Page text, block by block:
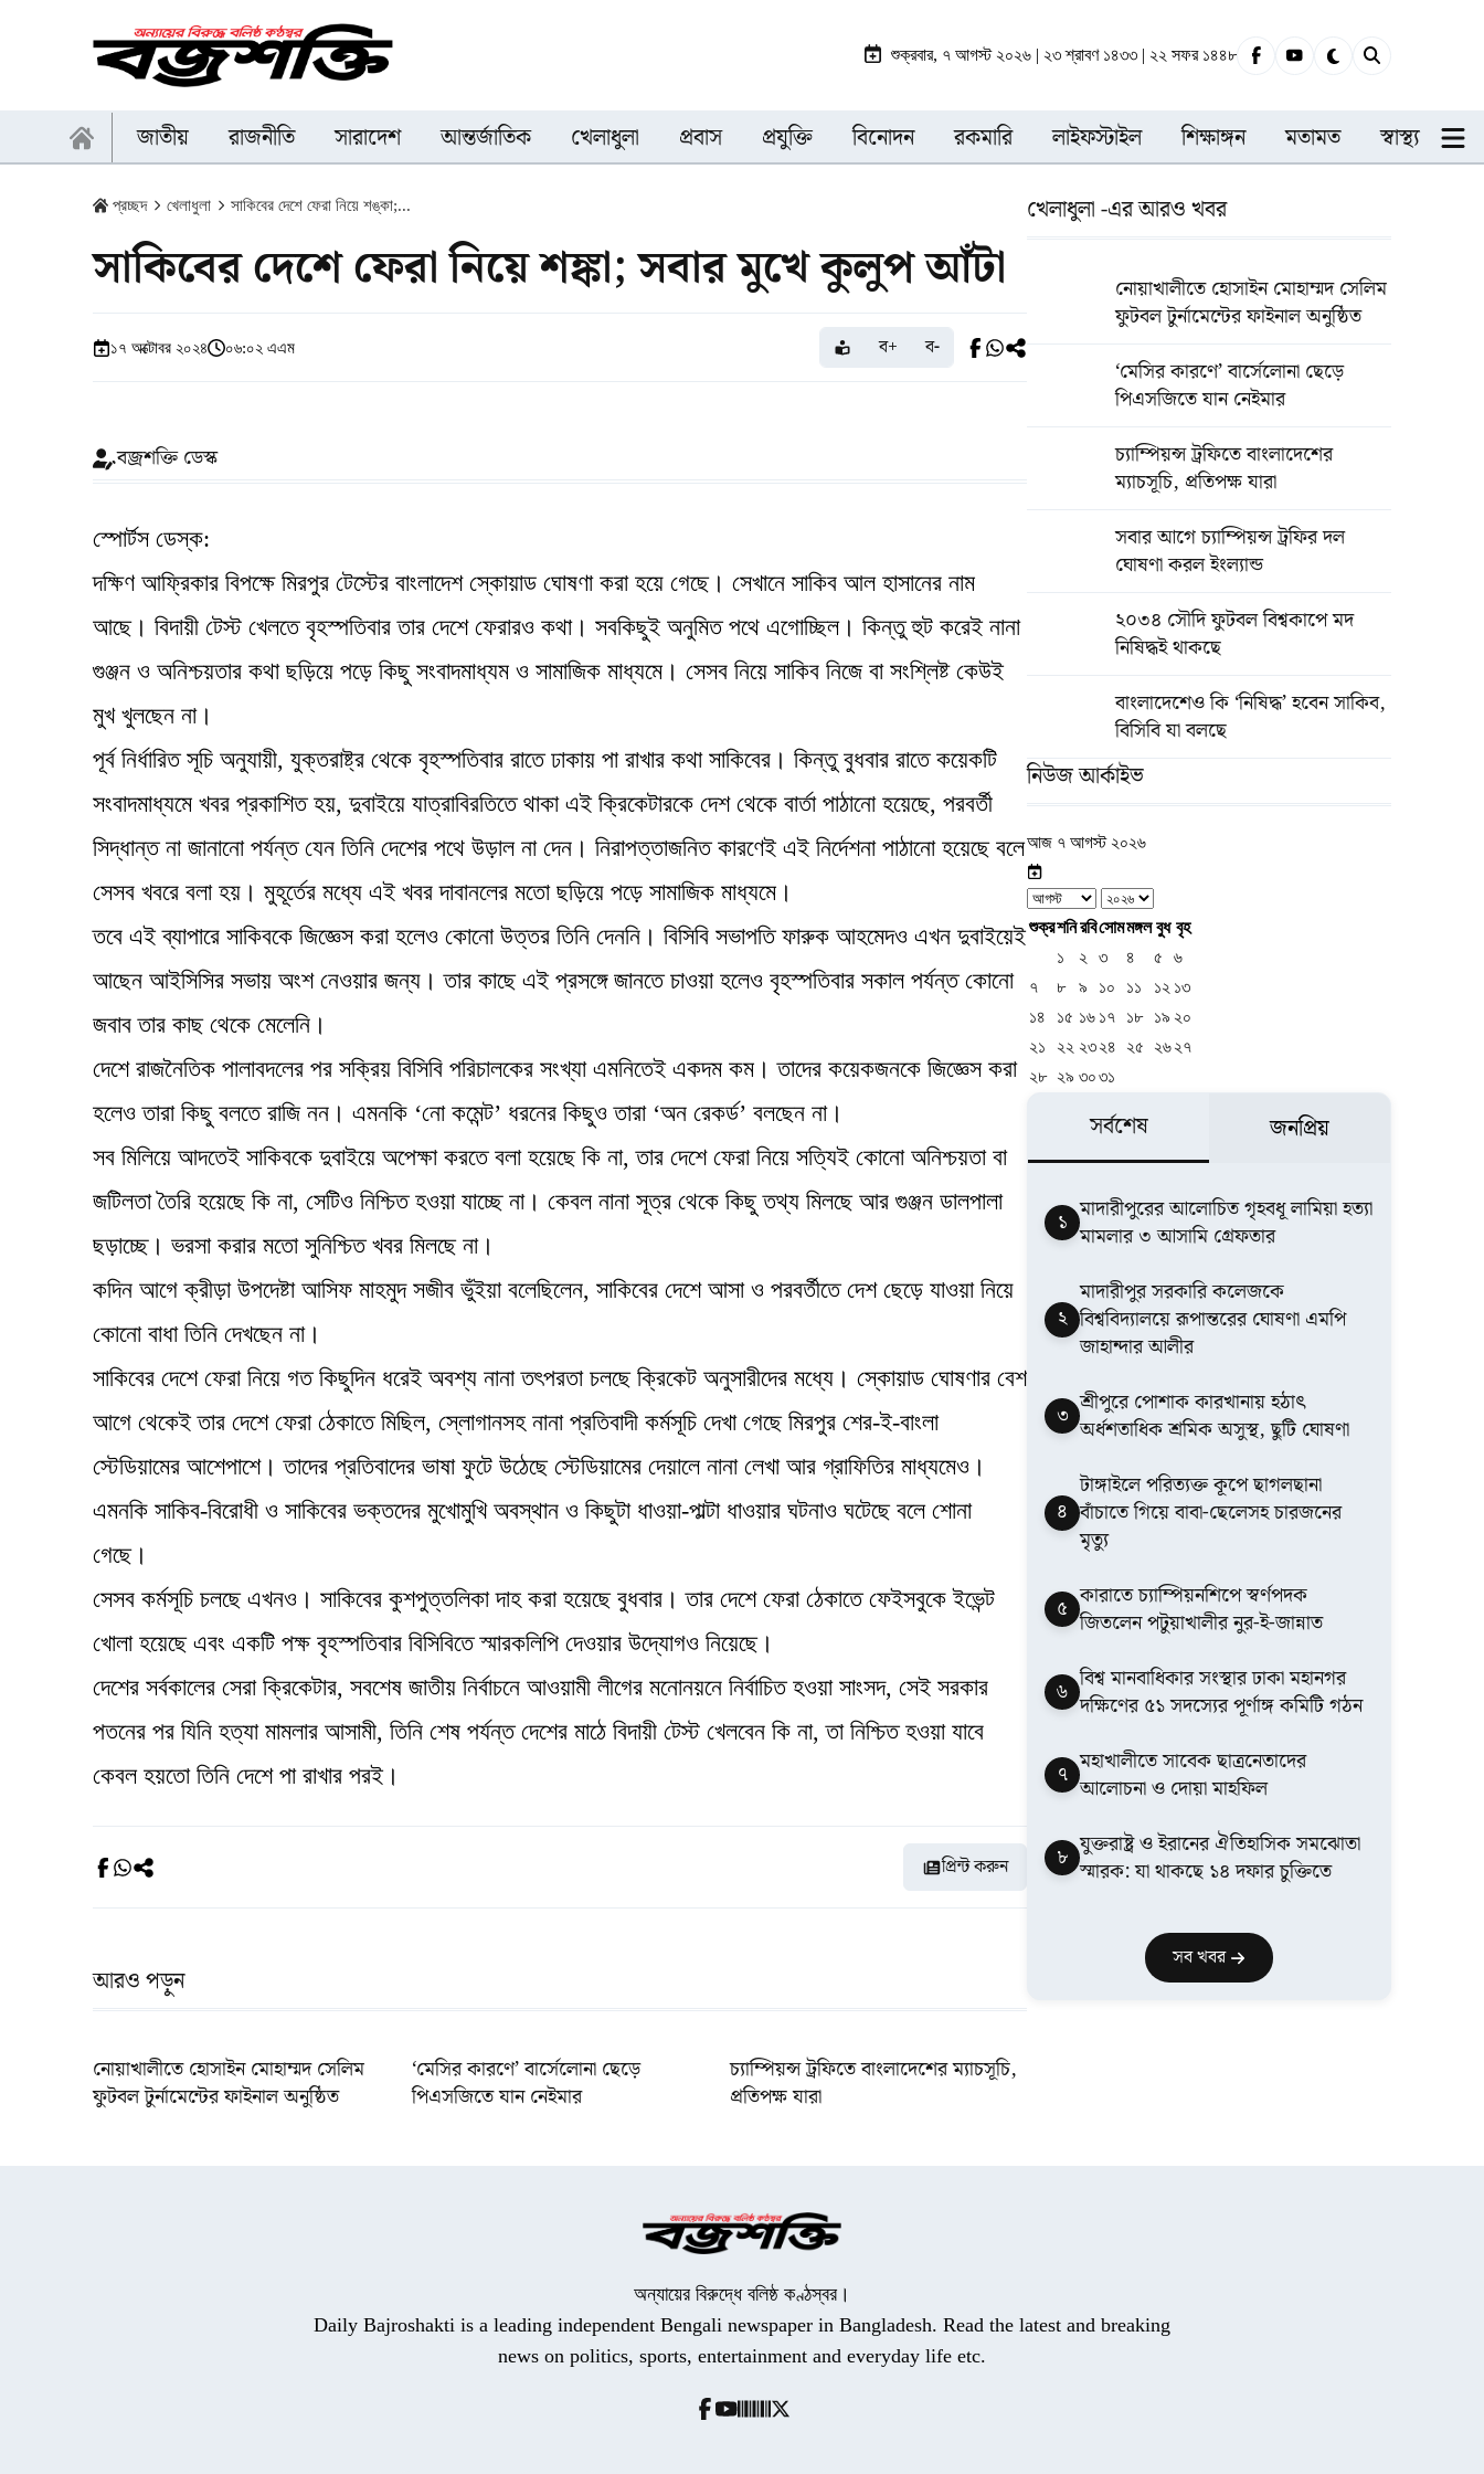
শুক্রবার, ৭ আগস্ট ২০২৬ | ২৩ শ্রাবণ ১৪৩৩ | ২২ সফর ১৪৪৮
জাতীয় রাজনীতি সারাদেশ আন্তর্জাতিক খেলাধুলা প্রবাস প্রযুক্তি বিনোদন রকমারি লাইফস্টাইল শিক্ষাঙ্গন মতামত স্বাস্থ্য
প্রচ্ছদ খেলাধুলা সাকিবের দেশে ফেরা নিয়ে শঙ্কা;...
সাকিবের দেশে ফেরা নিয়ে শঙ্কা; সবার মুখে কুলুপ আঁটা
১৭ অক্টোবর ২০২৪ ০৬:০২ এএম ব+ ব-
বজ্রশক্তি ডেস্ক
স্পোর্টস ডেস্ক:
দক্ষিণ আফ্রিকার বিপক্ষে মিরপুর টেস্টের বাংলাদেশ স্কোয়াড ঘোষণা করা হয়ে গেছে। সেখানে সাকিব আল হাসানের নাম
আছে। বিদায়ী টেস্ট খেলতে বৃহস্পতিবার তার দেশে ফেরারও কথা। সবকিছুই অনুমিত পথে এগোচ্ছিল। কিন্তু হুট করেই নানা
গুঞ্জন ও অনিশ্চয়তার কথা ছড়িয়ে পড়ে কিছু সংবাদমাধ্যম ও সামাজিক মাধ্যমে। সেসব নিয়ে সাকিব নিজে বা সংশ্লিষ্ট কেউই
মুখ খুলছেন না।
পূর্ব নির্ধারিত সূচি অনুযায়ী, যুক্তরাষ্ট্র থেকে বৃহস্পতিবার রাতে ঢাকায় পা রাখার কথা সাকিবের। কিন্তু বুধবার রাতে কয়েকটি
সংবাদমাধ্যমে খবর প্রকাশিত হয়, দুবাইয়ে যাত্রাবিরতিতে থাকা এই ক্রিকেটারকে দেশ থেকে বার্তা পাঠানো হয়েছে, পরবর্তী
সিদ্ধান্ত না জানানো পর্যন্ত যেন তিনি দেশের পথে উড়াল না দেন। নিরাপত্তাজনিত কারণেই এই নির্দেশনা পাঠানো হয়েছে বলে
সেসব খবরে বলা হয়। মুহূর্তের মধ্যে এই খবর দাবানলের মতো ছড়িয়ে পড়ে সামাজিক মাধ্যমে।
তবে এই ব্যাপারে সাকিবকে জিজ্ঞেস করা হলেও কোনো উত্তর তিনি দেননি। বিসিবি সভাপতি ফারুক আহমেদও এখন দুবাইয়েই
আছেন আইসিসির সভায় অংশ নেওয়ার জন্য। তার কাছে এই প্রসঙ্গে জানতে চাওয়া হলেও বৃহস্পতিবার সকাল পর্যন্ত কোনো
জবাব তার কাছ থেকে মেলেনি।
দেশে রাজনৈতিক পালাবদলের পর সক্রিয় বিসিবি পরিচালকের সংখ্যা এমনিতেই একদম কম। তাদের কয়েকজনকে জিজ্ঞেস করা
হলেও তারা কিছু বলতে রাজি নন। এমনকি ‘নো কমেন্ট’ ধরনের কিছুও তারা ‘অন রেকর্ড’ বলছেন না।
সব মিলিয়ে আদতেই সাকিবকে দুবাইয়ে অপেক্ষা করতে বলা হয়েছে কি না, তার দেশে ফেরা নিয়ে সত্যিই কোনো অনিশ্চয়তা বা
জটিলতা তৈরি হয়েছে কি না, সেটিও নিশ্চিত হওয়া যাচ্ছে না। কেবল নানা সূত্র থেকে কিছু তথ্য মিলছে আর গুঞ্জন ডালপালা
ছড়াচ্ছে। ভরসা করার মতো সুনিশ্চিত খবর মিলছে না।
কদিন আগে ক্রীড়া উপদেষ্টা আসিফ মাহমুদ সজীব ভুঁইয়া বলেছিলেন, সাকিবের দেশে আসা ও পরবর্তীতে দেশ ছেড়ে যাওয়া নিয়ে
কোনো বাধা তিনি দেখছেন না।
সাকিবের দেশে ফেরা নিয়ে গত কিছুদিন ধরেই অবশ্য নানা তৎপরতা চলছে ক্রিকেট অনুসারীদের মধ্যে। স্কোয়াড ঘোষণার বেশ
আগে থেকেই তার দেশে ফেরা ঠেকাতে মিছিল, স্লোগানসহ নানা প্রতিবাদী কর্মসূচি দেখা গেছে মিরপুর শের-ই-বাংলা
স্টেডিয়ামের আশেপাশে। তাদের প্রতিবাদের ভাষা ফুটে উঠেছে স্টেডিয়ামের দেয়ালে নানা লেখা আর গ্রাফিতির মাধ্যমেও।
এমনকি সাকিব-বিরোধী ও সাকিবের ভক্তদের মুখোমুখি অবস্থান ও কিছুটা ধাওয়া-পাল্টা ধাওয়ার ঘটনাও ঘটেছে বলে শোনা
গেছে।
সেসব কর্মসূচি চলছে এখনও। সাকিবের কুশপুত্তলিকা দাহ করা হয়েছে বুধবার। তার দেশে ফেরা ঠেকাতে ফেইসবুকে ইভেন্ট
খোলা হয়েছে এবং একটি পক্ষ বৃহস্পতিবার বিসিবিতে স্মারকলিপি দেওয়ার উদ্যোগও নিয়েছে।
দেশের সর্বকালের সেরা ক্রিকেটার, সবশেষ জাতীয় নির্বাচনে আওয়ামী লীগের মনোনয়নে নির্বাচিত হওয়া সাংসদ, সেই সরকার
পতনের পর যিনি হত্যা মামলার আসামী, তিনি শেষ পর্যন্ত দেশের মাঠে বিদায়ী টেস্ট খেলবেন কি না, তা নিশ্চিত হওয়া যাবে
কেবল হয়তো তিনি দেশে পা রাখার পরই।
প্রিন্ট করুন
আরও পড়ুন
নোয়াখালীতে হোসাইন মোহাম্মদ সেলিম
ফুটবল টুর্নামেন্টের ফাইনাল অনুষ্ঠিত
‘মেসির কারণে’ বার্সেলোনা ছেড়ে
পিএসজিতে যান নেইমার
চ্যাম্পিয়ন্স ট্রফিতে বাংলাদেশের ম্যাচসূচি,
প্রতিপক্ষ যারা
খেলাধুলা -এর আরও খবর
নোয়াখালীতে হোসাইন মোহাম্মদ সেলিম
ফুটবল টুর্নামেন্টের ফাইনাল অনুষ্ঠিত
‘মেসির কারণে’ বার্সেলোনা ছেড়ে
পিএসজিতে যান নেইমার
চ্যাম্পিয়ন্স ট্রফিতে বাংলাদেশের
ম্যাচসূচি, প্রতিপক্ষ যারা
সবার আগে চ্যাম্পিয়ন্স ট্রফির দল
ঘোষণা করল ইংল্যান্ড
২০৩৪ সৌদি ফুটবল বিশ্বকাপে মদ
নিষিদ্ধই থাকছে
বাংলাদেশেও কি ‘নিষিদ্ধ’ হবেন সাকিব,
বিসিবি যা বলছে
নিউজ আর্কাইভ
আজ ৭ আগস্ট ২০২৬
শুক্রশনিরবিসোমমঙ্গল বুধ বৃহ
১
২ ৩ ৪ ৫
৬
৭
৮ ৯ ১০ ১১ ১২ ১৩
১৪
১৫ ১৬ ১৭ ১৮ ১৯ ২০
২১
২২ ২৩২৪ ২৫ ২৬২৭
২৮ ২৯ ৩০৩১
সর্বশেষ জনপ্রিয়
১ মাদারীপুরের আলোচিত গৃহবধূ লামিয়া হত্যা
মামলার ৩ আসামি গ্রেফতার
২
মাদারীপুর সরকারি কলেজকে
বিশ্ববিদ্যালয়ে রূপান্তরের ঘোষণা এমপি
জাহান্দার আলীর
৩ শ্রীপুরে পোশাক কারখানায় হঠাৎ
অর্ধশতাধিক শ্রমিক অসুস্থ, ছুটি ঘোষণা
৪
টাঙ্গাইলে পরিত্যক্ত কূপে ছাগলছানা
বাঁচাতে গিয়ে বাবা-ছেলেসহ চারজনের
মৃত্যু
৫ কারাতে চ্যাম্পিয়নশিপে স্বর্ণপদক
জিতলেন পটুয়াখালীর নুর-ই-জান্নাত
৬ বিশ্ব মানবাধিকার সংস্থার ঢাকা মহানগর
দক্ষিণের ৫১ সদস্যের পূর্ণাঙ্গ কমিটি গঠন
৭ মহাখালীতে সাবেক ছাত্রনেতাদের
আলোচনা ও দোয়া মাহফিল
৮ যুক্তরাষ্ট্র ও ইরানের ঐতিহাসিক সমঝোতা
স্মারক: যা থাকছে ১৪ দফার চুক্তিতে
সব খবর
অন্যায়ের বিরুদ্ধে বলিষ্ঠ কণ্ঠস্বর।
Daily Bajroshakti is a leading independent Bengali newspaper in Bangladesh. Read the latest and breaking
news on politics, sports, entertainment and everyday life etc.